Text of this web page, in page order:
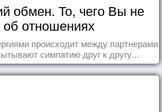
обмен. То, чего Вы не
об отношениях
происходит между партнерами
симпатию друг к другу...